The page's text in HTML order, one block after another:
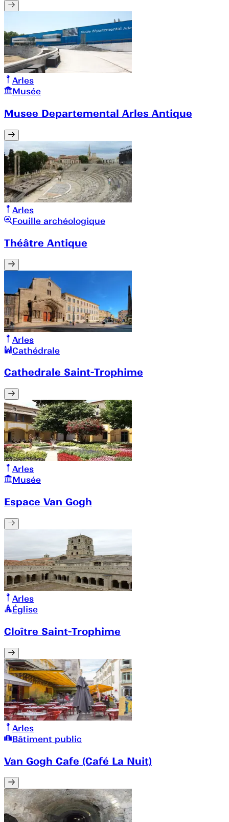
Arles
Musée
Musee Departemental Arles Antique
Arles
Fouille archéologique
Théâtre Antique
Arles
Cathédrale
Cathedrale Saint-Trophime
Arles
Musée
Espace Van Gogh
Arles
Église
Cloître Saint-Trophime
Arles
Bâtiment public
Van Gogh Cafe (Café La Nuit)